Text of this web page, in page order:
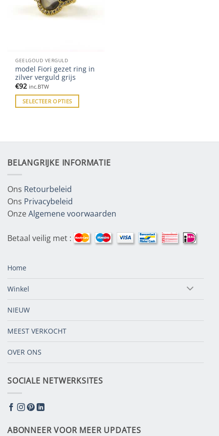
GEELGOUD VERGULD
model Fiori gezet ring in
zilver verguld grijs
€92 inc.BTW
SELECTEER OPTIES
BELANGRIJKE INFORMATIE
Ons Retourbeleid
Ons Privacybeleid
OnzeAlgemene voorwaarden
Betaal veilig met :
Home
Winkel
NIEUW
MEEST VERKOCHT
OVER ONS
SOCIALE NETWERKSITES
ABONNEER VOOR MEER UPDATES